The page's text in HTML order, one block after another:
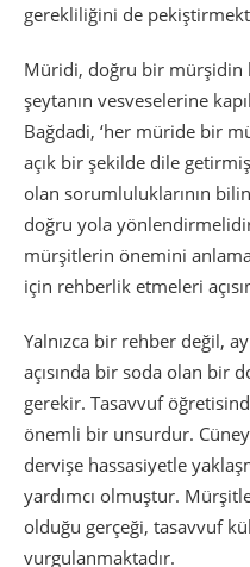
gerekliliğini de
Müridi, doğru bir mürşidin
şeytanın vesveselerine
Bağdadi, ‘her müride bir
açık bir şekilde dile
olan sorumluluklarının
doğru yola
mürşitlerin önemini
için rehberlik etmeleri
Yalnızca bir rehber değil,
açısında bir soda olan bir
gerekir. Tasavvuf
önemli bir unsurdur.
dervişe hassasiyetle
yardımcı olmuştur.
olduğu gerçeği, tasavvuf
vurgulanmaktadır.